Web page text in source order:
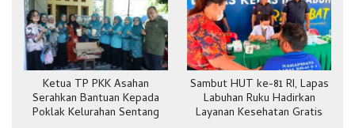
Ketua TP PKK Asahan
Serahkan Bantuan Kepada
Poklak Kelurahan Sentang
Sambut HUT ke-81 RI, Lapas
Labuhan Ruku Hadirkan
Layanan Kesehatan Gratis